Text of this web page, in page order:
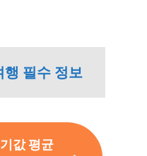
행 필수 정보
값 평균